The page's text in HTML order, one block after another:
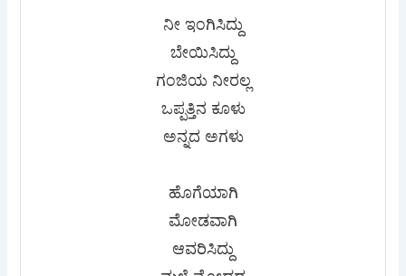
ನೀ ಇಂಗಿಸಿದ್ದು
ಬೇಯಿಸಿದ್ದು
ಗಂಜಿಯ ನೀರಲ್ಲ
ಒಪ್ಪತ್ತಿನ ಕೂಳು
ಅನ್ನದ ಅಗಳು
ಹೊಗೆಯಾಗಿ
ಮೋಡವಾಗಿ
ಆವರಿಸಿದ್ದು